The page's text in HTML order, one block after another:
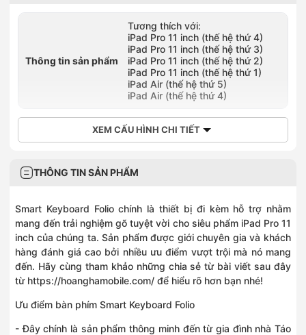
Thông tin sản phẩm
Tương thích với:
iPad Pro 11 inch (thế hệ thứ 4)
iPad Pro 11 inch (thế hệ thứ 3)
iPad Pro 11 inch (thế hệ thứ 2)
iPad Pro 11 inch (thế hệ thứ 1)
iPad Air (thế hệ thứ 5)
iPad Air (thế hệ thứ 4)
XEM CẤU HÌNH CHI TIẾT
THÔNG TIN SẢN PHẨM
Smart Keyboard Folio chính là thiết bị đi kèm hỗ trợ nhằm
mang đến trải nghiệm gõ tuyệt vời cho siêu phẩm iPad Pro 11
inch của chúng ta. Sản phẩm được giới chuyên gia và khách
hàng đánh giá cao bởi nhiều ưu điểm vượt trội mà nó mang
đến. Hãy cùng tham khảo những chia sẻ từ bài viết sau đây
từ https://hoanghamobile.com/ để hiểu rõ hơn bạn nhé!
Ưu điểm bàn phím Smart Keyboard Folio
- Đây chính là sản phẩm thông minh đến từ gia đình nhà Táo